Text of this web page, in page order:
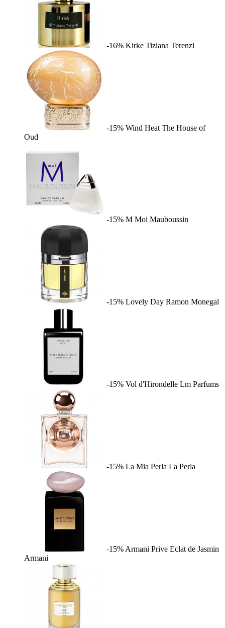
-16% Kirke Tiziana Terenzi
-15% Wind Heat The House of
Oud
-15% M Moi Mauboussin
-15% Lovely Day Ramon Monegal
-15% Vol d'Hirondelle Lm Parfums
-15% La Mia Perla La Perla
-15% Armani Prive Eclat de Jasmin
Armani